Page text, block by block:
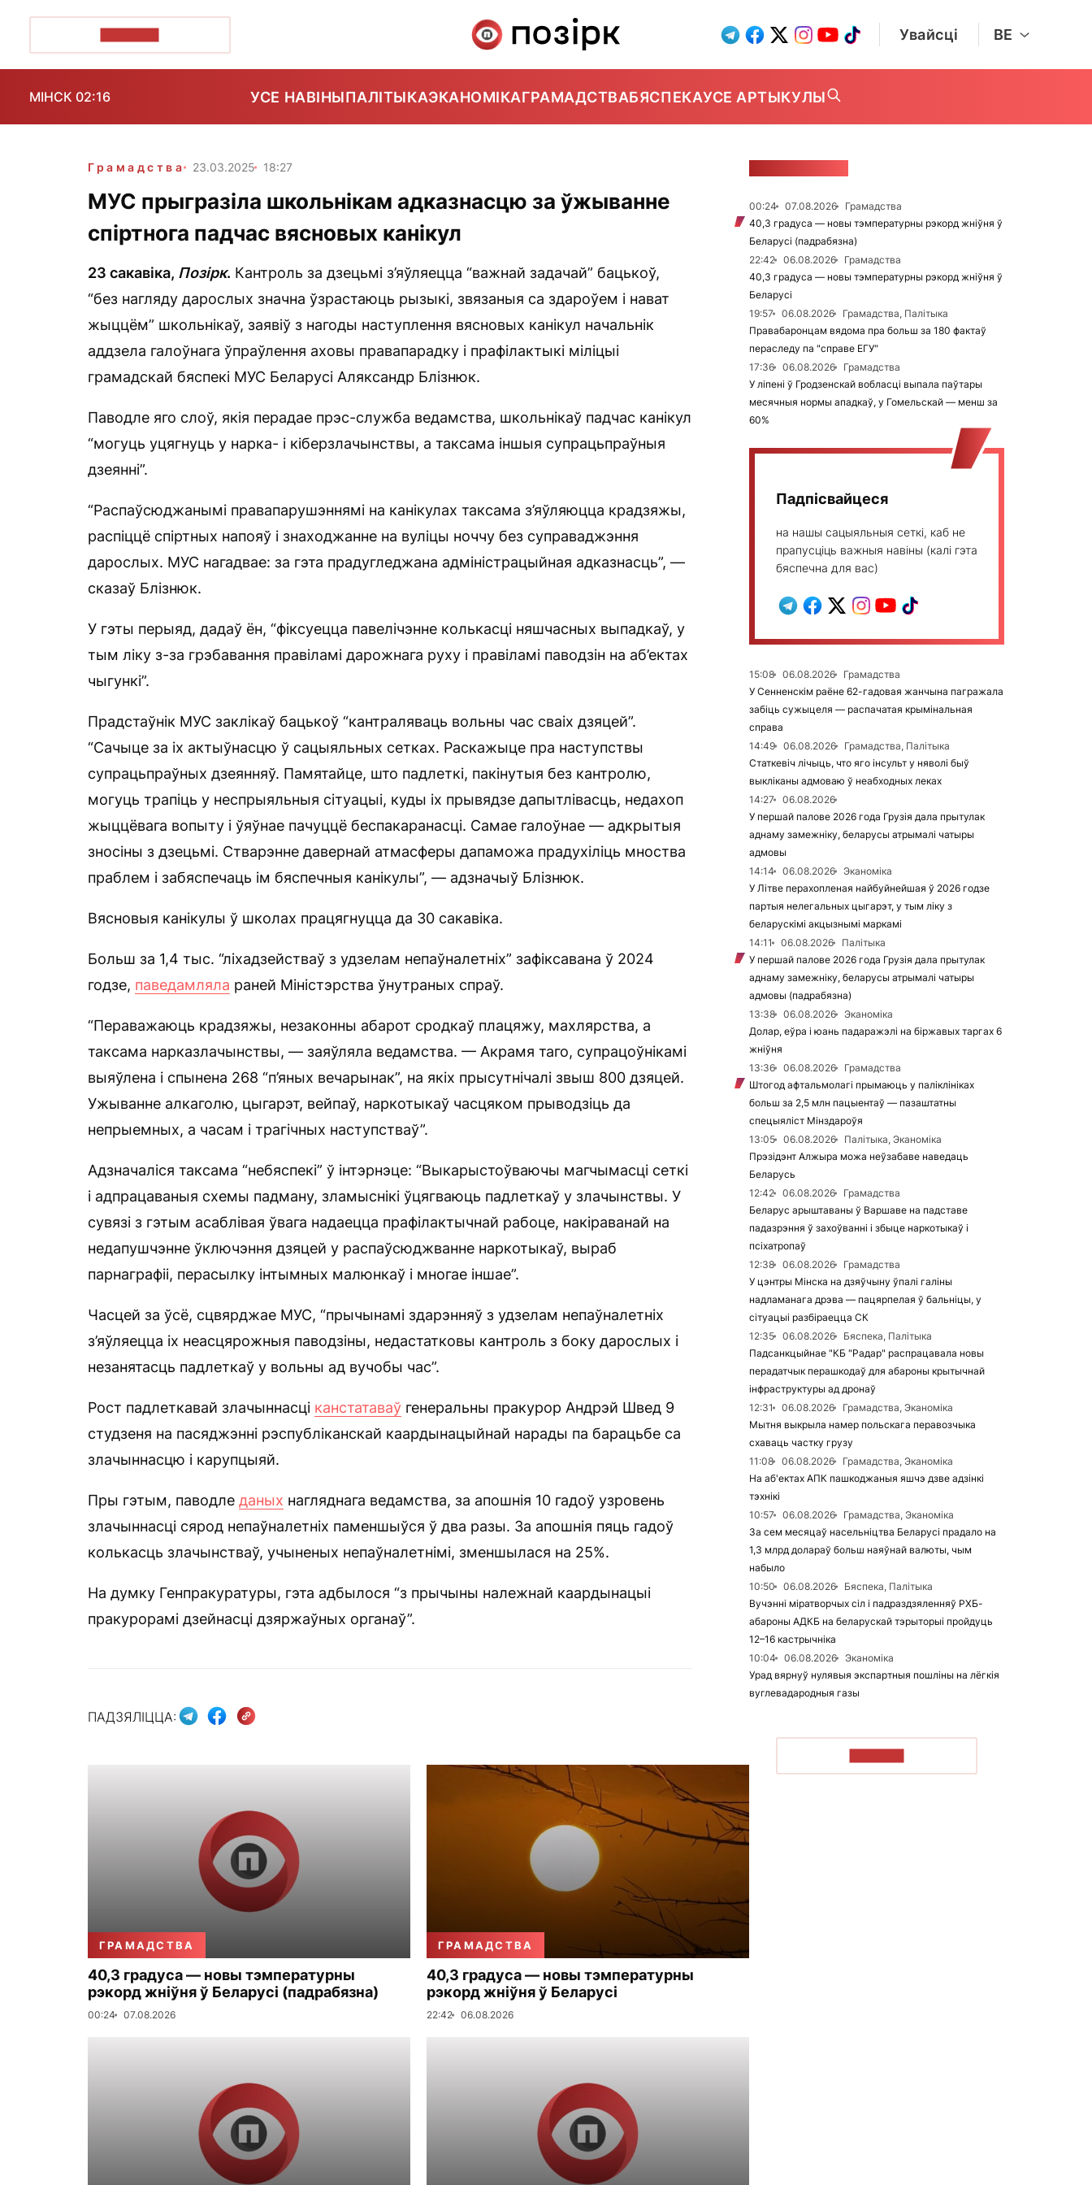
Увайсці BE
МІНСК 02:16 УСЕ НАВІНЫПАЛІТЫКАЭКАНОМІКАГРАМАДСТВАБЯСПЕКАУСЕ АРТЫКУЛЫ
Грамадства 23.03.2025 18:27
МУС прыгразіла школьнікам адказнасцю за ўжыванне
спіртнога падчас вясновых канікул
23 сакавіка, Позірк. Кантроль за дзецьмі з’яўляецца “важнай задачай” бацькоў,
“без нагляду дарослых значна ўзрастаюць рызыкі, звязаныя са здароўем і нават
жыццём” школьнікаў, заявіў з нагоды наступлення вясновых канікул начальнік
аддзела галоўнага ўпраўлення аховы правапарадку і прафілактыкі міліцыі
грамадскай бяспекі МУС Беларусі Аляксандр Блізнюк.
Паводле яго слоў, якія перадае прэс-служба ведамства, школьнікаў падчас канікул
“могуць уцягнуць у нарка- і кіберзлачынствы, а таксама іншыя супрацьпраўныя
дзеянні”.
“Распаўсюджанымі правапарушэннямі на канікулах таксама з’яўляюцца крадзяжы,
распіццё спіртных напояў і знаходжанне на вуліцы ноччу без суправаджэння
дарослых. МУС нагадвае: за гэта прадугледжана адміністрацыйная адказнасць”, —
сказаў Блізнюк.
У гэты перыяд, дадаў ён, “фіксуецца павелічэнне колькасці няшчасных выпадкаў, у
тым ліку з-за грэбавання правіламі дарожнага руху і правіламі паводзін на аб’ектах
чыгункі”.
Прадстаўнік МУС заклікаў бацькоў “кантраляваць вольны час сваіх дзяцей”.
“Сачыце за іх актыўнасцю ў сацыяльных сетках. Раскажыце пра наступствы
супрацьпраўных дзеянняў. Памятайце, што падлеткі, пакінутыя без кантролю,
могуць трапіць у неспрыяльныя сітуацыі, куды іх прывядзе дапытлівасць, недахоп
жыццёвага вопыту і ўяўнае пачуццё беспакаранасці. Самае галоўнае — адкрытыя
зносіны з дзецьмі. Стварэнне давернай атмасферы дапаможа прадухіліць мноства
праблем і забяспечаць ім бяспечныя канікулы”, — адзначыў Блізнюк.
Вясновыя канікулы ў школах працягнуцца да 30 сакавіка.
Больш за 1,4 тыс. “ліхадзействаў з удзелам непаўналетніх” зафіксавана ў 2024
годзе, паведамляла раней Міністэрства ўнутраных спраў.
“Пераважаюць крадзяжы, незаконны абарот сродкаў плацяжу, махлярства, а
таксама нарказлачынствы, — заяўляла ведамства. — Акрамя таго, супрацоўнікамі
выяўлена і спынена 268 “п’яных вечарынак”, на якіх прысутнічалі звыш 800 дзяцей.
Ужыванне алкаголю, цыгарэт, вейпаў, наркотыкаў часцяком прыводзіць да
непрыемных, а часам і трагічных наступстваў”.
Адзначаліся таксама “небяспекі” ў інтэрнэце: “Выкарыстоўваючы магчымасці сеткі
і адпрацаваныя схемы падману, зламыснікі ўцягваюць падлеткаў у злачынствы. У
сувязі з гэтым асаблівая ўвага надаецца прафілактычнай рабоце, накіраванай на
недапушчэнне ўключэння дзяцей у распаўсюджванне наркотыкаў, выраб
парнаграфіі, перасылку інтымных малюнкаў і многае іншае”.
Часцей за ўсё, сцвярджае МУС, “прычынамі здарэнняў з удзелам непаўналетніх
з’яўляецца іх неасцярожныя паводзіны, недастатковы кантроль з боку дарослых і
незанятасць падлеткаў у вольны ад вучобы час”.
Рост падлеткавай злачыннасці канстатаваў генеральны пракурор Андрэй Швед 9
студзеня на пасяджэнні рэспубліканскай каардынацыйнай нарады па барацьбе са
злачыннасцю і карупцыяй.
Пры гэтым, паводле даных нагляднага ведамства, за апошнія 10 гадоў узровень
злачыннасці сярод непаўналетніх паменшыўся ў два разы. За апошнія пяць гадоў
колькасць злачынстваў, учыненых непаўналетнімі, зменшылася на 25%.
На думку Генпракуратуры, гэта адбылося “з прычыны належнай каардынацыі
пракурорамі дзейнасці дзяржаўных органаў”.
ПАДЗЯЛІЦЦА:
ГРАМАДСТВА
40,3 градуса — новы тэмпературны
рэкорд жніўня ў Беларусі (падрабязна)
00:24 07.08.2026
ГРАМАДСТВА
40,3 градуса — новы тэмпературны
рэкорд жніўня ў Беларусі
22:42 06.08.2026
00:24 07.08.2026
Грамадства
40,3 градуса — новы тэмпературны рэкорд жніўня ў
Беларусі (падрабязна)
22:42
06.08.2026
Грамадства
40,3 градуса — новы тэмпературны рэкорд жніўня ў
Беларусі
19:57
06.08.2026
Грамадства, Палітыка
Правабаронцам вядома пра больш за 180 фактаў
пераследу па "справе ЕГУ"
17:36
06.08.2026
Грамадства
У ліпені ў Гродзенскай вобласці выпала паўтары
месячныя нормы ападкаў, у Гомельскай — менш за
60%
Падпісвайцеся
на нашы сацыяльныя сеткі, каб не
прапусціць важныя навіны (калі гэта
бяспечна для вас)
15:08 06.08.2026
Грамадства
У Сенненскім раёне 62-гадовая жанчына пагражала
забіць сужыцеля — распачатая крымінальная
справа
14:49
06.08.2026
Грамадства, Палітыка
Статкевіч лічыць, что яго інсульт у няволі быў
выкліканы адмоваю ў неабходных леках
14:27
06.08.2026
У першай палове 2026 года Грузія дала прытулак
аднаму замежніку, беларусы атрымалі чатыры
адмовы
14:14
06.08.2026
Эканоміка
У Літве перахопленая найбуйнейшая ў 2026 годзе
партыя нелегальных цыгарэт, у тым ліку з
беларускімі акцызнымі маркамі
14:11
06.08.2026
Палітыка
У першай палове 2026 года Грузія дала прытулак
аднаму замежніку, беларусы атрымалі чатыры
адмовы (падрабязна)
13:38
06.08.2026
Эканоміка
Долар, еўра і юань падаражэлі на біржавых таргах 6
жніўня
13:36
06.08.2026
Грамадства
Штогод афтальмолагі прымаюць у паліклініках
больш за 2,5 млн пацыентаў — пазаштатны
спецыяліст Мінздароўя
13:05
06.08.2026
Палітыка, Эканоміка
Прэзідэнт Алжыра можа неўзабаве наведаць
Беларусь
12:42
06.08.2026
Грамадства
Беларус арыштаваны ў Варшаве на падставе
падазрэння ў захоўванні і збыце наркотыкаў і
псіхатропаў
12:38
06.08.2026
Грамадства
У цэнтры Мінска на дзяўчыну ўпалі галіны
надламанага дрэва — пацярпелая ў бальніцы, у
сітуацыі разбіраецца СК
12:35
06.08.2026
Бяспека, Палітыка
Падсанкцыйнае "КБ "Радар" распрацавала новы
перадатчык перашкодаў для абароны крытычнай
інфраструктуры ад дронаў
12:31
06.08.2026
Грамадства, Эканоміка
Мытня выкрыла намер польскага перавозчыка
схаваць частку грузу
11:08
06.08.2026
Грамадства, Эканоміка
На аб'ектах АПК пашкоджаныя яшчэ дзве адзінкі
тэхнікі
10:57
06.08.2026
Грамадства, Эканоміка
За сем месяцаў насельніцтва Беларусі прадало на
1,3 млрд долараў больш наяўнай валюты, чым
набыло
10:50
06.08.2026
Бяспека, Палітыка
Вучэнні міратворчых сіл і падраздзяленняў РХБ-
абароны АДКБ на беларускай тэрыторыі пройдуць
12–16 кастрычніка
10:04
06.08.2026
Эканоміка
Урад вярнуў нулявыя экспартныя пошліны на лёгкія
вуглевадародныя газы